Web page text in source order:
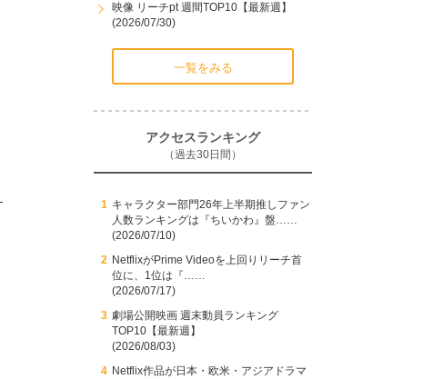
映像 リーチpt 週間TOP10【最新週】
(2026/07/30)
一覧をみる
アクセスランキング
（過去30日間）
キャラクター部門26年上半期推しファン
人数ランキングは『ちいかわ』盤……
(2026/07/10)
NetflixがPrime Videoを上回りリーチ首
位に、1位は『……
(2026/07/17)
劇場公開映画 週末動員ランキング
TOP10【最新週】
(2026/08/03)
Netflix作品が日本・欧米・アジアドラマ